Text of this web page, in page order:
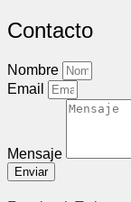
Contacto
Nombre
Email
Mensaje
Enviar